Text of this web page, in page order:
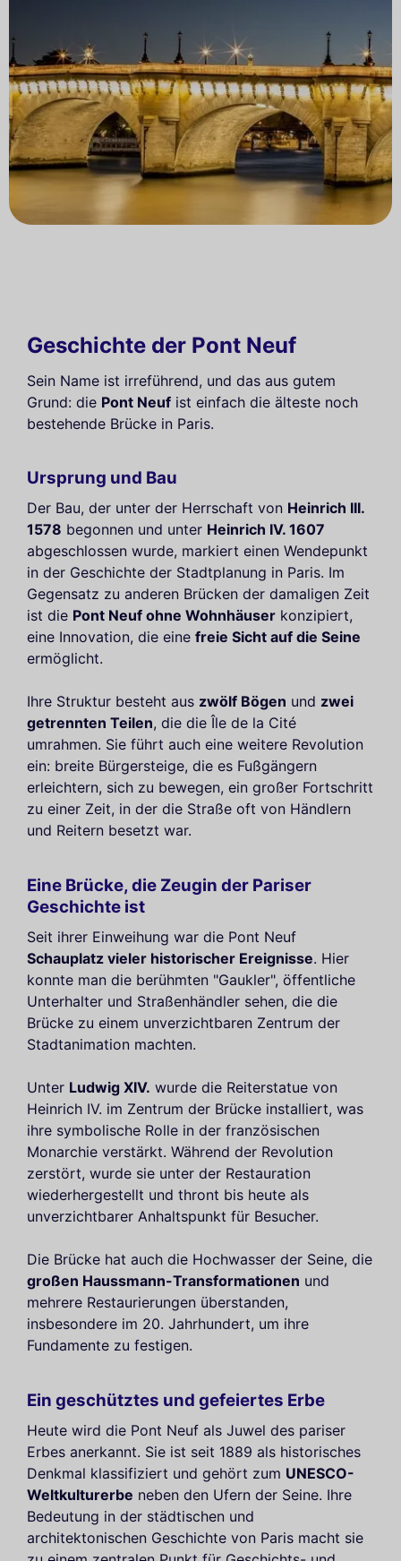
Geschichte der Pont Neuf
Sein Name ist irreführend, und das aus gutem
Grund: die Pont Neuf ist einfach die älteste noch
bestehende Brücke in Paris.
Ursprung und Bau
Der Bau, der unter der Herrschaft von Heinrich III.
1578 begonnen und unter Heinrich IV. 1607
abgeschlossen wurde, markiert einen Wendepunkt
in der Geschichte der Stadtplanung in Paris. Im
Gegensatz zu anderen Brücken der damaligen Zeit
ist die Pont Neuf ohne Wohnhäuser konzipiert,
eine Innovation, die eine freie Sicht auf die Seine
ermöglicht.
Ihre Struktur besteht aus zwölf Bögen und zwei
getrennten Teilen, die die Île de la Cité
umrahmen. Sie führt auch eine weitere Revolution
ein: breite Bürgersteige, die es Fußgängern
erleichtern, sich zu bewegen, ein großer Fortschritt
zu einer Zeit, in der die Straße oft von Händlern
und Reitern besetzt war.
Eine Brücke, die Zeugin der Pariser
Geschichte ist
Seit ihrer Einweihung war die Pont Neuf
Schauplatz vieler historischer Ereignisse. Hier
konnte man die berühmten "Gaukler", öffentliche
Unterhalter und Straßenhändler sehen, die die
Brücke zu einem unverzichtbaren Zentrum der
Stadtanimation machten.
Unter Ludwig XIV. wurde die Reiterstatue von
Heinrich IV. im Zentrum der Brücke installiert, was
ihre symbolische Rolle in der französischen
Monarchie verstärkt. Während der Revolution
zerstört, wurde sie unter der Restauration
wiederhergestellt und thront bis heute als
unverzichtbarer Anhaltspunkt für Besucher.
Die Brücke hat auch die Hochwasser der Seine, die
großen Haussmann-Transformationen und
mehrere Restaurierungen überstanden,
insbesondere im 20. Jahrhundert, um ihre
Fundamente zu festigen.
Ein geschütztes und gefeiertes Erbe
Heute wird die Pont Neuf als Juwel des pariser
Erbes anerkannt. Sie ist seit 1889 als historisches
Denkmal klassifiziert und gehört zum UNESCO-
Weltkulturerbe neben den Ufern der Seine. Ihre
Bedeutung in der städtischen und
architektonischen Geschichte von Paris macht sie